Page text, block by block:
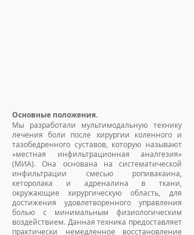
Основные положения.
Мы разработали мультимодальную технику
лечения боли после хирургии коленного и
тазобедренного суставов, которую называют
«местная инфильтрационная аналгезия»
(МИА). Она основана на систематической
инфильтрации смесью ропивакаина,
кеторолака и адреналина в ткани,
окружающие хирургическую область, для
достижения удовлетворенного управления
болью с минимальным физиологическим
воздействием. Данная техника предоставляет
практически немедленное восстановление